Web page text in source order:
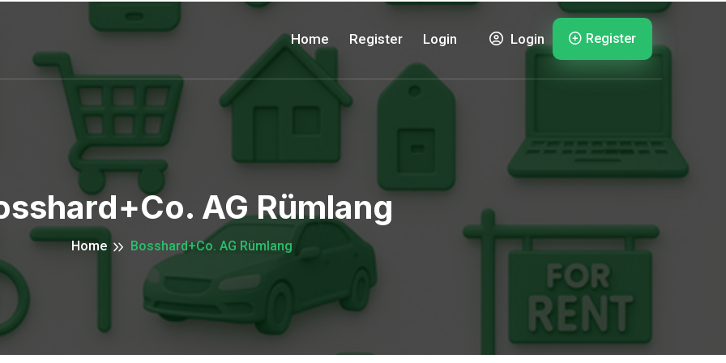
Home Register Login Login Register
AG Rümlang
Home Bosshard+Co. AG Rümlang